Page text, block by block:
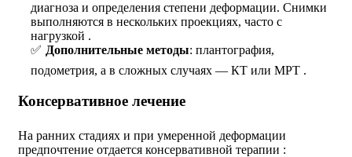
диагноза и определения степени деформации. Снимки
выполняются в нескольких проекциях, часто с
нагрузкой .
Дополнительные методы: плантография,
подометрия, а в сложных случаях — КТ или МРТ .
Консервативное лечение
На ранних стадиях и при умеренной деформации
предпочтение отдается консервативной терапии :